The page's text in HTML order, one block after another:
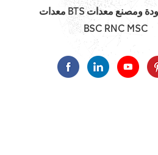
معدات BTS عالية الجودة ومصنع معدات
BSC RNC MSC